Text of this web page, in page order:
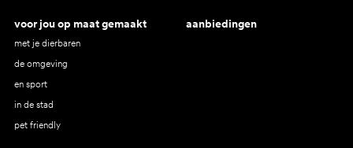
voor jou op maat gemaakt
met je dierbaren
de omgeving
en sport
in de stad
pet friendly
aanbiedingen